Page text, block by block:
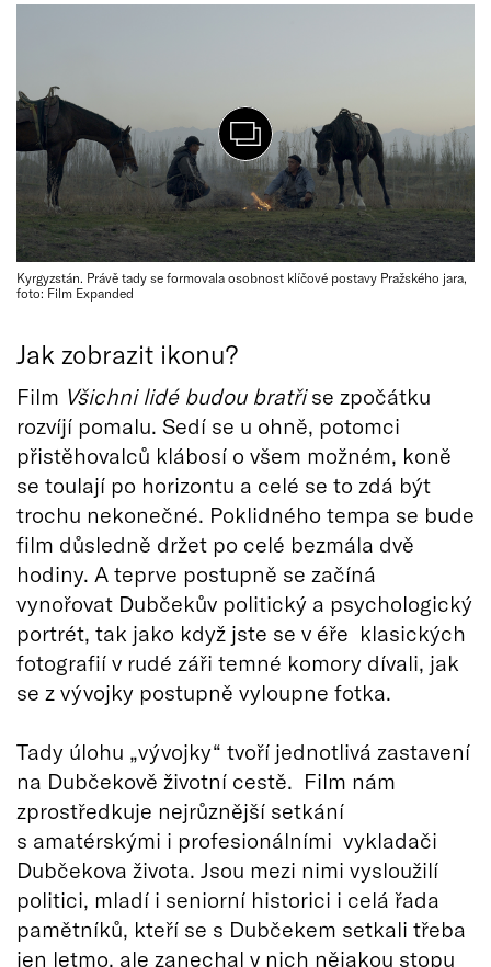
Kyrgyzstán. Právě tady se formovala osobnost klíčové postavy Pražského jara,
foto: Film Expanded
Jak zobrazit ikonu?
Film Všichni lidé budou bratřise zpočátku
rozvíjí pomalu. Sedí se u ohně, potomci
přistěhovalců klábosí o všem možném, koně
se toulají po horizontu a celé se to zdá být
trochu nekonečné. Poklidného tempa se bude
film důsledně držet po celé bezmála dvě
hodiny. A teprve postupně se začíná
vynořovat Dubčekův politický a psychologický
portrét, tak jako když jste se v éře klasických
fotografií v rudé záři temné komory dívali, jak
se z vývojky postupně vyloupne fotka.
Tady úlohu „vývojky“ tvoří jednotlivá zastavení
na Dubčekově životní cestě. Film nám
zprostředkuje nejrůznější setkání
s amatérskými i profesionálními vykladači
Dubčekova života. Jsou mezi nimi vysloužilí
politici, mladí i seniorní historici i celá řada
pamětníků, kteří se s Dubčekem setkali třeba
jen letmo, ale zanechal v nich nějakou stopu